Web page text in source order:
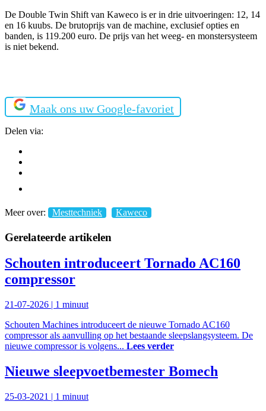
De Double Twin Shift van Kaweco is er in drie uitvoeringen: 12, 14
en 16 kuubs. De brutoprijs van de machine, exclusief opties en
banden, is 119.200 euro. De prijs van het weeg- en monstersysteem
is niet bekend.
Maak ons uw Google-favoriet
Delen via:
Meer over: Mesttechniek Kaweco
Gerelateerde artikelen
Schouten introduceert Tornado AC160
compressor
21-07-2026 | 1 minuut
Schouten Machines introduceert de nieuwe Tornado AC160
compressor als aanvulling op het bestaande sleepslangsysteem. De
nieuwe compressor is volgens... Lees verder
Nieuwe sleepvoetbemester Bomech
25-03-2021 | 1 minuut